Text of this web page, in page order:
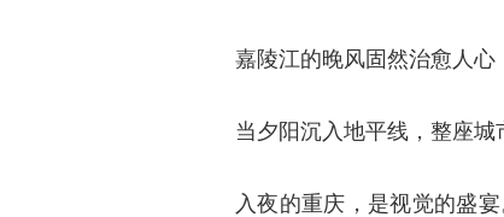
嘉陵江的晚风固然治愈人心
当夕阳沉入地平线，整座城
入夜的重庆，是视觉的盛